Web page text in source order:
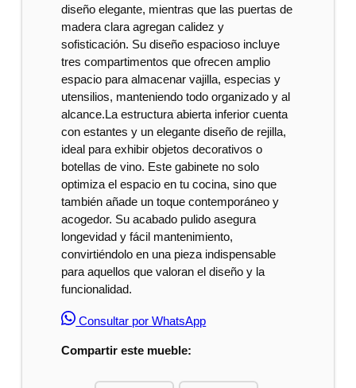
diseño elegante, mientras que las puertas de
madera clara agregan calidez y
sofisticación. Su diseño espacioso incluye
tres compartimentos que ofrecen amplio
espacio para almacenar vajilla, especias y
utensilios, manteniendo todo organizado y al
alcance.La estructura abierta inferior cuenta
con estantes y un elegante diseño de rejilla,
ideal para exhibir objetos decorativos o
botellas de vino. Este gabinete no solo
optimiza el espacio en tu cocina, sino que
también añade un toque contemporáneo y
acogedor. Su acabado pulido asegura
longevidad y fácil mantenimiento,
convirtiéndolo en una pieza indispensable
para aquellos que valoran el diseño y la
funcionalidad.
Consultar por WhatsApp
Compartir este mueble: